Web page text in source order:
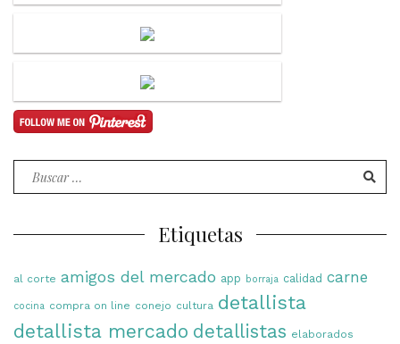
Etiquetas
al corte amigos del mercado app borraja calidad carne
cocina compra on line conejo cultura detallista
detallista mercado detallistas elaborados